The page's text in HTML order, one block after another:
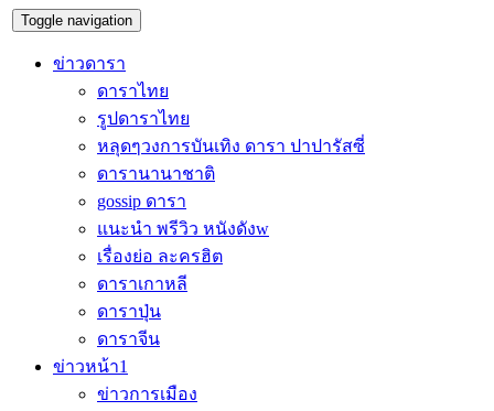
Toggle navigation
ข่าวดารา
ดาราไทย
รูปดาราไทย
หลุดๆวงการบันเทิง ดารา ปาปารัสซี่
ดารานานาชาติ
gossip ดารา
แนะนำ พรีวิว หนังดังw
เรื่องย่อ ละครฮิต
ดาราเกาหลี
ดาราปุ่น
ดาราจีน
ข่าวหน้า1
ข่าวการเมือง